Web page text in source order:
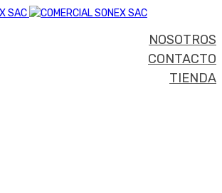
NOSOTROS
CONTACTO
TIENDA